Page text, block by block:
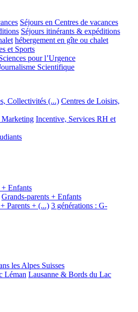
Séjours en Centres de vacances
Séjours itinérants & expéditions
hébergement en gîte ou chalet
et Sports
pour l’Urgence
Scientifique
Collectivités (...) Centres de Loisirs,
Marketing Incentive, Services RH et
+ Enfants
Grands-parents + Enfants
Parents + (...) 3 générations : G-
les Alpes Suisses
Léman Lausanne & Bords du Lac